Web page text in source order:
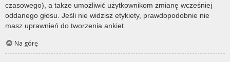
czasowego), a także umożliwić użytkownikom zmianę wcześniej
oddanego głosu. Jeśli nie widzisz etykiety, prawdopodobnie nie
masz uprawnień do tworzenia ankiet.
Na górę